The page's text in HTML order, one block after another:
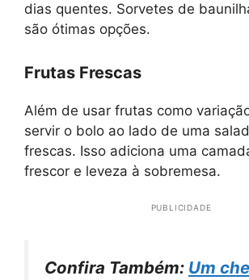
dias quentes. Sorvetes de
são ótimas opções.
Frutas Frescas
Além de usar frutas como
servir o bolo ao lado de uma
frescas. Isso adiciona uma
frescor e leveza à sobremesa.
PUBLICIDADE
Confira Também: Um